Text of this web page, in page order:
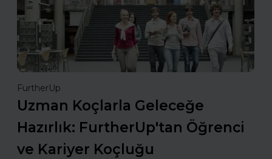
FurtherUp
Uzman Koçlarla Geleceğe
Hazırlık: FurtherUp'tan Öğrenci
ve Kariyer Koçluğu